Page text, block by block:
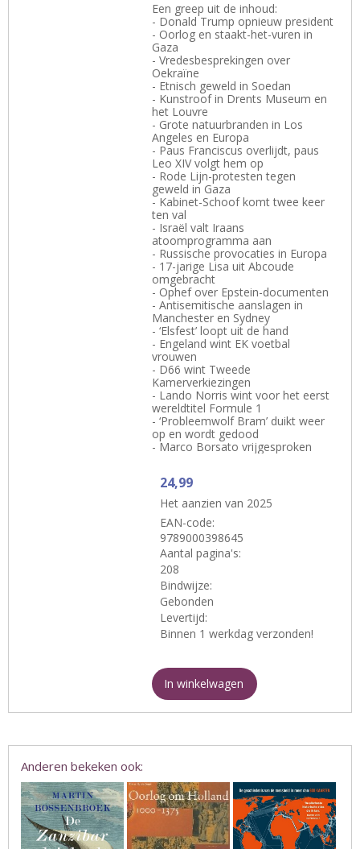
Een greep uit de inhoud:
- Donald Trump opnieuw president
- Oorlog en staakt-het-vuren in
Gaza
- Vredesbesprekingen over
Oekraïne
- Etnisch geweld in Soedan
- Kunstroof in Drents Museum en
het Louvre
- Grote natuurbranden in Los
Angeles en Europa
- Paus Franciscus overlijdt, paus
Leo XIV volgt hem op
- Rode Lijn-protesten tegen
geweld in Gaza
- Kabinet-Schoof komt twee keer
ten val
- Israël valt Iraans
atoomprogramma aan
- Russische provocaties in Europa
- 17-jarige Lisa uit Abcoude
omgebracht
- Ophef over Epstein-documenten
- Antisemitische aanslagen in
Manchester en Sydney
- ‘Elsfest’ loopt uit de hand
- Engeland wint EK voetbal
vrouwen
- D66 wint Tweede
Kamerverkiezingen
- Lando Norris wint voor het eerst
wereldtitel Formule 1
- ‘Probleemwolf Bram’ duikt weer
op en wordt gedood
- Marco Borsato vrijgesproken
24,99
Het aanzien van 2025
EAN-code:
9789000398645
Aantal pagina's:
208
Bindwijze:
Gebonden
Levertijd:
Binnen 1 werkdag verzonden!
In winkelwagen
Anderen bekeken ook: